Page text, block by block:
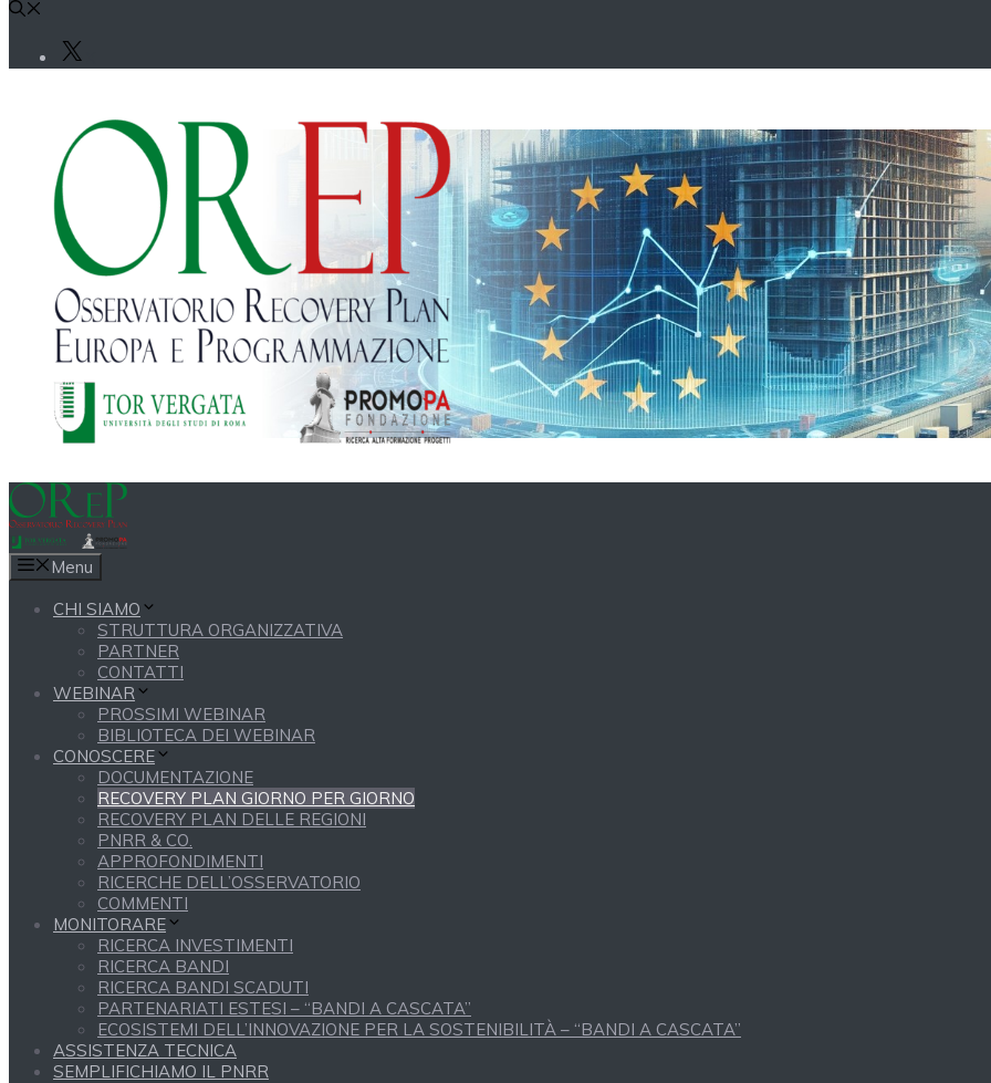
Menu
CHI SIAMO
STRUTTURA ORGANIZZATIVA
PARTNER
CONTATTI
WEBINAR
PROSSIMI WEBINAR
BIBLIOTECA DEI WEBINAR
CONOSCERE
DOCUMENTAZIONE
RECOVERY PLAN GIORNO PER GIORNO
RECOVERY PLAN DELLE REGIONI
PNRR & CO.
APPROFONDIMENTI
RICERCHE DELL’OSSERVATORIO
COMMENTI
MONITORARE
RICERCA INVESTIMENTI
RICERCA BANDI
RICERCA BANDI SCADUTI
PARTENARIATI ESTESI – “BANDI A CASCATA”
ECOSISTEMI DELL’INNOVAZIONE PER LA SOSTENIBILITÀ – “BANDI A CASCATA”
ASSISTENZA TECNICA
SEMPLIFICHIAMO IL PNRR